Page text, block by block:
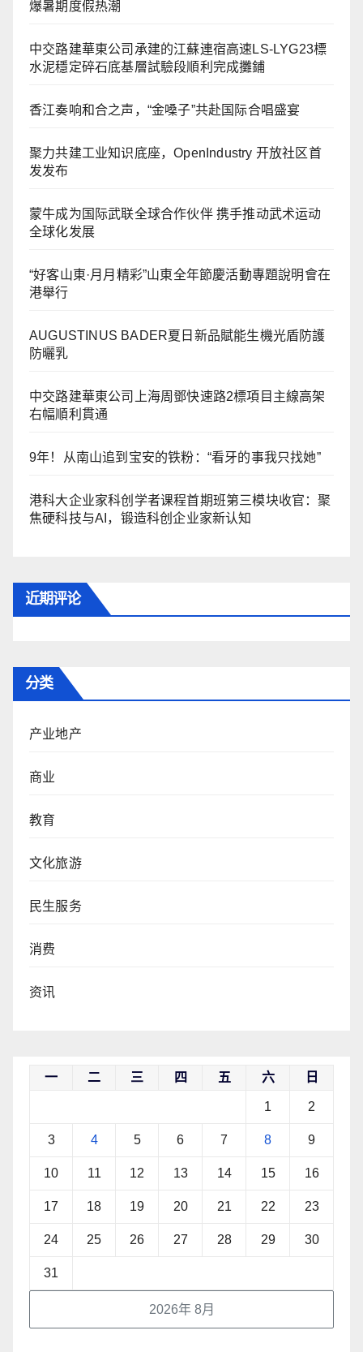
爆暑期度假热潮
中交路建華東公司承建的江蘇連宿高速LS-LYG23標
水泥穩定碎石底基層試驗段順利完成攤鋪
香江奏响和合之声，“金嗓子”共赴国际合唱盛宴
聚力共建工业知识底座，OpenIndustry 开放社区首
发发布
蒙牛成为国际武联全球合作伙伴 携手推动武术运动
全球化发展
“好客山東·月月精彩”山東全年節慶活動專題說明會在
港舉行
AUGUSTINUS BADER夏日新品賦能生機光盾防護
防曬乳
中交路建華東公司上海周鄧快速路2標項目主線高架
右幅順利貫通
9年！从南山追到宝安的铁粉：“看牙的事我只找她”
港科大企业家科创学者课程首期班第三模块收官：聚
焦硬科技与AI，锻造科创企业家新认知
近期评论
分类
产业地产
商业
教育
文化旅游
民生服务
消费
资讯
2026年 8月
一 二 三 四 五 六 日
1 2
3 4 5 6 7 8 9
10 11 12 13 14 15 16
17 18 19 20 21 22 23
24 25 26 27 28 29 30
31